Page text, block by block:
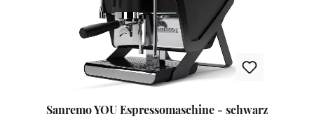
Sanremo YOU Espressomaschine - schwarz